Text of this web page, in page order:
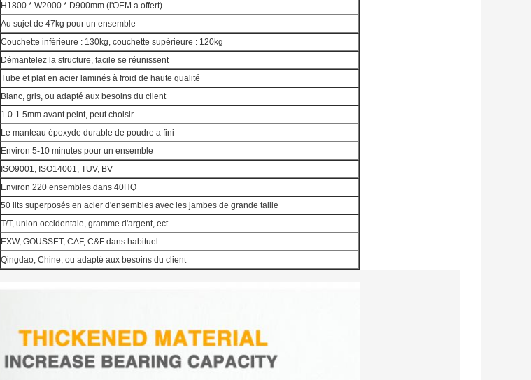
H1800 * W2000 * D900mm (l'OEM a offert)
Au sujet de 47kg pour un ensemble
Couchette inférieure : 130kg, couchette supérieure : 120kg
Démantelez la structure, facile se réunissent
Tube et plat en acier laminés à froid de haute qualité
Blanc, gris, ou adapté aux besoins du client
1.0-1.5mm avant peint, peut choisir
Le manteau époxyde durable de poudre a fini
Environ 5-10 minutes pour un ensemble
ISO9001, ISO14001, TUV, BV
Environ 220 ensembles dans 40HQ
50 lits superposés en acier d'ensembles avec les jambes de grande taille
T/T, union occidentale, gramme d'argent, ect
EXW, GOUSSET, CAF, C&F dans habituel
Qingdao, Chine, ou adapté aux besoins du client